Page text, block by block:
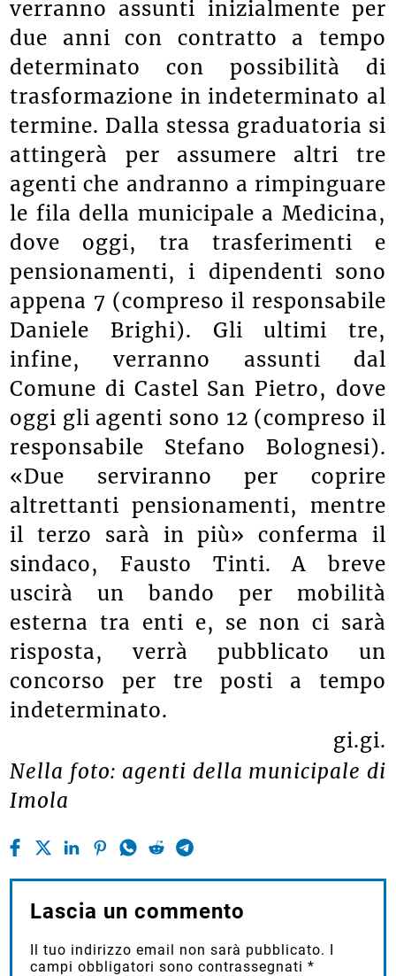
verranno assunti inizialmente per
due anni con contratto a tempo
determinato con possibilità di
trasformazione in indeterminato al
termine. Dalla stessa graduatoria si
attingerà per assumere altri tre
agenti che andranno a rimpinguare
le fila della municipale a Medicina,
dove oggi, tra trasferimenti e
pensionamenti, i dipendenti sono
appena 7 (compreso il responsabile
Daniele Brighi). Gli ultimi tre,
infine, verranno assunti dal
Comune di Castel San Pietro, dove
oggi gli agenti sono 12 (compreso il
responsabile Stefano Bolognesi).
«Due serviranno per coprire
altrettanti pensionamenti, mentre
il terzo sarà in più» conferma il
sindaco, Fausto Tinti. A breve
uscirà un bando per mobilità
esterna tra enti e, se non ci sarà
risposta, verrà pubblicato un
concorso per tre posti a tempo
indeterminato.
gi.gi.
Nella foto: agenti della municipale di
Imola
Lascia un commento
Il tuo indirizzo email non sarà pubblicato. I
campi obbligatori sono contrassegnati*